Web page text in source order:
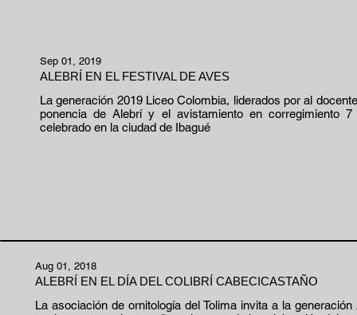
Sep 01, 2019
ALEBRÍ EN EL FESTIVAL DE AVES
La generación 2019 Liceo Colombia, liderados por al
ponencia de Alebrí y el avistamiento en corregimiento
celebrado en la ciudad de Ibagué
Aug 01, 2018
ALEBRÍ EN EL DÍA DEL COLIBRÍ CABECICASTAÑO
La asociación de ornitología del Tolima invita a la